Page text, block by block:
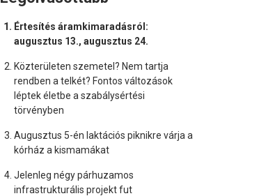
Értesítés áramkimaradásról:
augusztus 13., augusztus 24.
Közterületen szemetel? Nem tartja
rendben a telkét? Fontos változások
léptek életbe a szabálysértési
törvényben
Augusztus 5-én laktációs piknikre várja a
kórház a kismamákat
Jelenleg négy párhuzamos
infrastrukturális projekt fut